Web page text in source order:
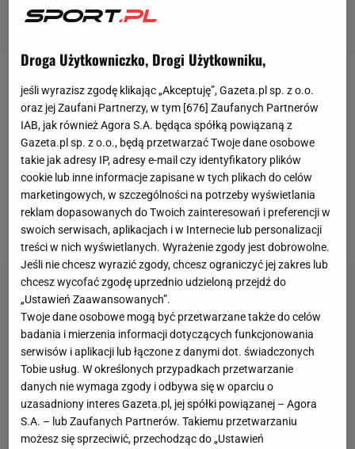
Raków Częstochowawygrał 2:0 ze Stalą Mielec w
ważnym spotkaniu dla układu ligowej tabeli. Jedni
walczą o mistrzostwo Polski, a drudzy o utrzymanie
w ekstraklasie. Niestety nie obyło się bez błędu
sędziowskiego, który mógł wypaczyć wynik
spotkania. W związku z tym upust emocjom dał były
zawodnik Stali.
Droga Użytkowniczko, Drogi Użytkowniku,
jeśli wyrazisz zgodę klikając „Akceptuję”, Gazeta.pl sp. z o.o.
oraz jej Zaufani Partnerzy, w tym [676] Zaufanych Partnerów
IAB, jak również Agora S.A. będąca spółką powiązaną z
Gazeta.pl sp. z o.o., będą przetwarzać Twoje dane osobowe
takie jak adresy IP, adresy e-mail czy identyfikatory plików
cookie lub inne informacje zapisane w tych plikach do celów
marketingowych, w szczególności na potrzeby wyświetlania
reklam dopasowanych do Twoich zainteresowań i preferencji w
swoich serwisach, aplikacjach i w Internecie lub personalizacji
treści w nich wyświetlanych. Wyrażenie zgody jest dobrowolne.
Jeśli nie chcesz wyrazić zgody, chcesz ograniczyć jej zakres lub
chcesz wycofać zgodę uprzednio udzieloną przejdź do
„Ustawień Zaawansowanych”.
Twoje dane osobowe mogą być przetwarzane także do celów
badania i mierzenia informacji dotyczących funkcjonowania
serwisów i aplikacji lub łączone z danymi dot. świadczonych
Tobie usług. W określonych przypadkach przetwarzanie
danych nie wymaga zgody i odbywa się w oparciu o
uzasadniony interes Gazeta.pl, jej spółki powiązanej – Agora
S.A. – lub Zaufanych Partnerów. Takiemu przetwarzaniu
możesz się sprzeciwić, przechodząc do „Ustawień